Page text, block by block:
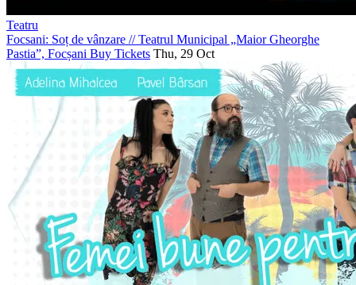
Teatru
Focsani: Soț de vânzare //Teatrul Municipal „Maior Gheorghe
Pastia”, Focșani Buy Tickets Thu, 29 Oct